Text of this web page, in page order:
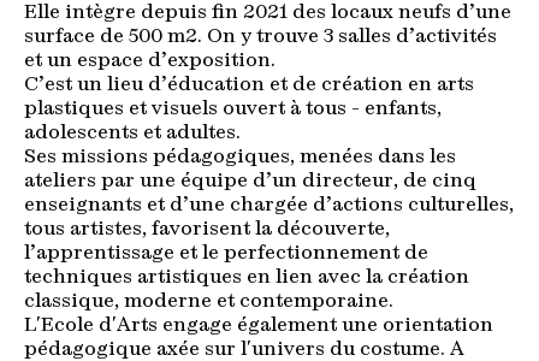
Elle intègre depuis fin 2021 des locaux neufs d’une
surface de 500 m2. On y trouve 3 salles d’activités
et un espace d’exposition.
C’est un lieu d’éducation et de création en arts
plastiques et visuels ouvert à tous - enfants,
adolescents et adultes.
Ses missions pédagogiques, menées dans les
ateliers par une équipe d’un directeur, de cinq
enseignants et d’une chargée d’actions culturelles,
tous artistes, favorisent la découverte,
l’apprentissage et le perfectionnement de
techniques artistiques en lien avec la création
classique, moderne et contemporaine.
L'Ecole d'Arts engage également une orientation
pédagogique axée sur l'univers du costume. A